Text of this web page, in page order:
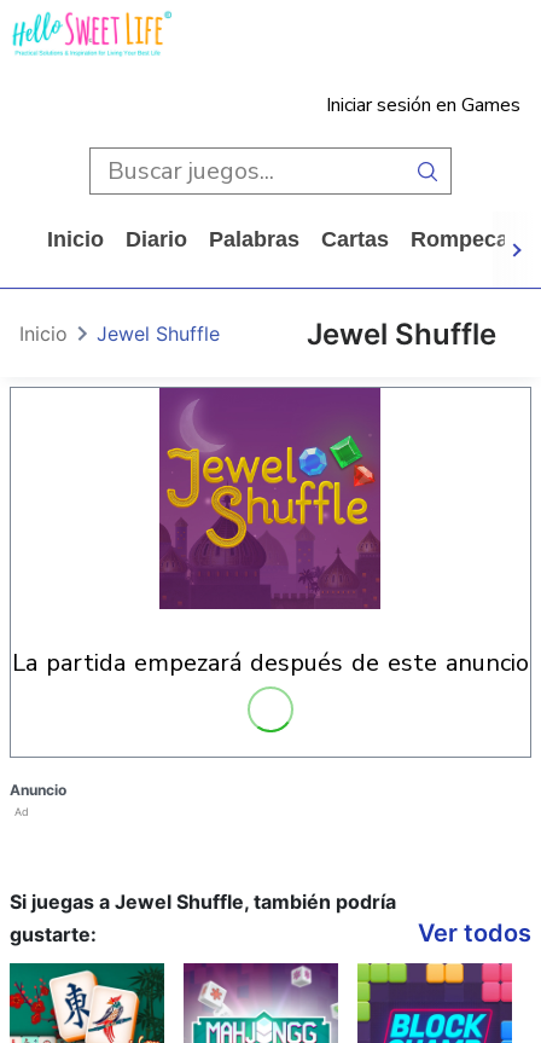
Iniciar sesión en Games
Inicio Diario Palabras Cartas
Jewel Shuffle
Inicio Jewel Shuffle
la partida empezará después de este anuncio
Anuncio
Ad
Si juegas a Jewel Shuffle, también podría
gustarte:
Ver todos